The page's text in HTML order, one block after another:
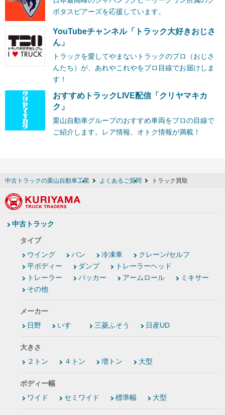
ボタスピアーズを応援しています。
YouTubeチャンネル「トラック大好きおじさ
ん」
トラックを愛してやまないトラックのプロ（おじさ
んたち）が、あれやこれやをプロ目線でお届けしま
す！
おすすめトラックLIVE配信「クリヤマキカ
ク」
栗山自動車グループのおすすめ車両をプロの目線で
ご紹介します。レア情報、オトク情報が満載！
中古トラックの栗山自動車工業 よくあるご質問 トラック買取
中古トラック
タイプ
ウイング
バン 冷凍車
クレーン/セルフ
平ボディー
ダンプ
トレーラーヘッド
トレーラー
パッカー アームロール
ミキサー
その他
メーカー
日野
いすゞ 三菱ふそう 日産UD
大きさ
２トン
４トン 増トン 大型
ボディー幅
ワイド
セミワイド 標準幅 大型